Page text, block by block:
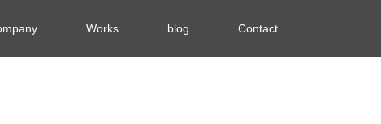
Works blog Contact